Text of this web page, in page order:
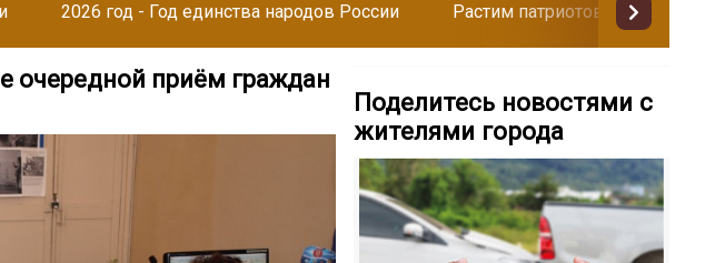
2026 год - Год единства народов России Растим патриотов
очередной приём граждан
Поделитесь новостями с
жителями города